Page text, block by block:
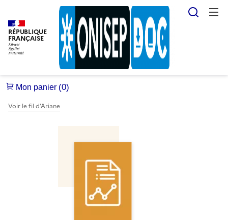
RÉPUBLIQUE
FRANÇAISE
Voir le fil d’Ariane